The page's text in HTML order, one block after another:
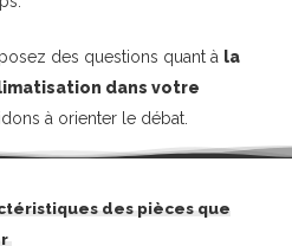
des questions quant à la
dans votre
à orienter le débat.
des pièces que